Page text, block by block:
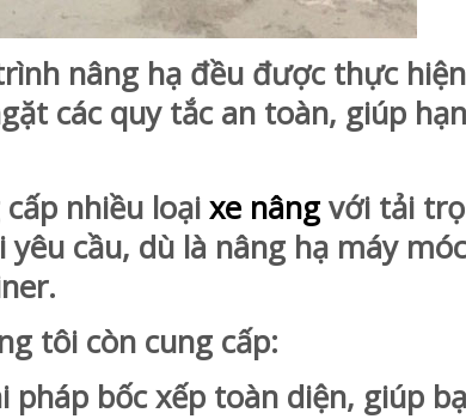
nâng hạ đều được thực
các quy tắc an toàn, giúp
nhiều loại xe nâng với tải
cầu, dù là nâng hạ máy móc
tôi còn cung cấp:
pháp bốc xếp toàn diện, giúp